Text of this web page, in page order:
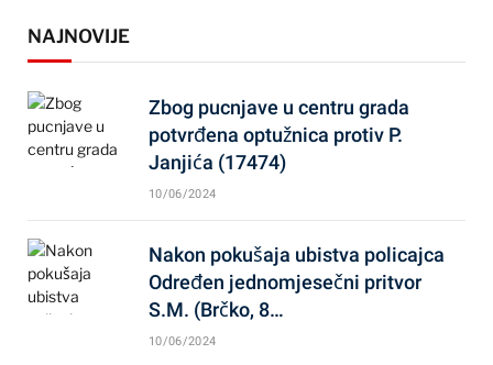
NAJNOVIJE
Zbog pucnjave u centru grada
potvrđena optužnica protiv P.
Janjića (17474)
10/06/2024
Nakon pokušaja ubistva policajca
Određen jednomjesečni pritvor
S.M. (Brčko, 8…
10/06/2024